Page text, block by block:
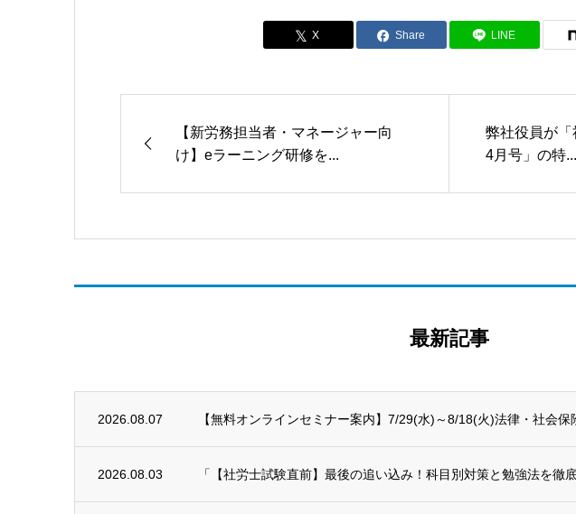
皆様は、ホームページにお名前を掲載させていただきま
たり、費用等は一切かかりません。 申込はこちら /* 外部
Share LINE
【新労務担当者・マネージャー向
け】eラーニング研修を...
弊社役員が
4月号」の特...
最新記事
2026.08.07 【無料オンラインセミナー案内】7/29(水)～8/18(火)法律・社会保
2026.08.03 「【社労士試験直前】最後の追い込み！科目別対策と勉強法を徹